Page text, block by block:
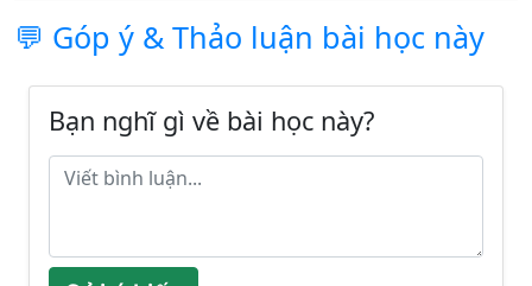
💬 Góp ý & Thảo luận bài học này
Bạn nghĩ gì về bài học này?